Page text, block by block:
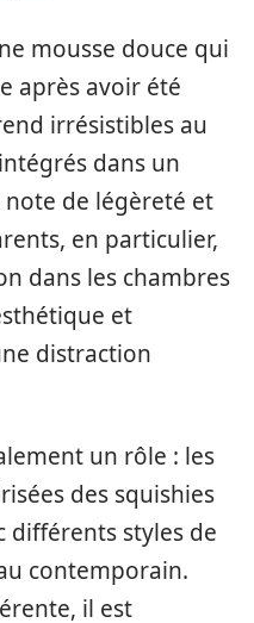
mousse douce qui
après avoir été
irrésistibles au
dans un
de légèreté et
en particulier,
dans les chambres
et
distraction
un rôle : les
des squishies
différents styles de
contemporain.
il est